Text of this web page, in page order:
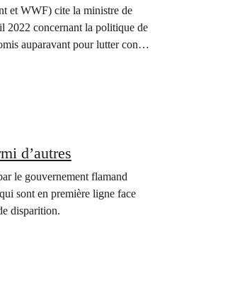
et WWF) cite la ministre de
2022 concernant la politique de
auparavant pour lutter contre
d’autres
le gouvernement flamand
sont en première ligne face
disparition.